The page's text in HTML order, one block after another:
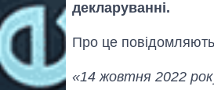
декларуванні.
Про це
«14 жовтня 2022